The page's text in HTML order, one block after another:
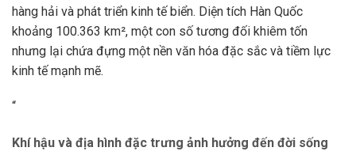
hàng hải và phát triển kinh tế biển. Diện tích Hàn Quốc
khoảng 100.363 km², một con số tương đối khiêm tốn
nhưng lại chứa đựng một nền văn hóa đặc sắc và tiềm lực
kinh tế mạnh mẽ.
“
Khí hậu và địa hình đặc trưng ảnh hưởng đến đời sống